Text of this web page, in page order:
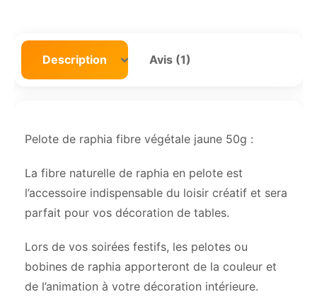
Description Avis (1)
Pelote de raphia fibre végétale jaune 50g :
La fibre naturelle de raphia en pelote est
l’accessoire indispensable du loisir créatif et sera
parfait pour vos décoration de tables.
Lors de vos soirées festifs, les pelotes ou
bobines de raphia apporteront de la couleur et
de l’animation à votre décoration intérieure.